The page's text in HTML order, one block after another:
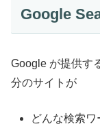
Google
Google が提供す
分のサイトが
どんな検索